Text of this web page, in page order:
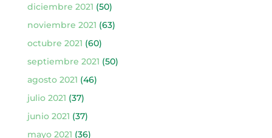
diciembre 2021 (50)
noviembre 2021 (63)
octubre 2021 (60)
septiembre 2021 (50)
agosto 2021 (46)
julio 2021 (37)
junio 2021 (37)
mayo 2021 (36)